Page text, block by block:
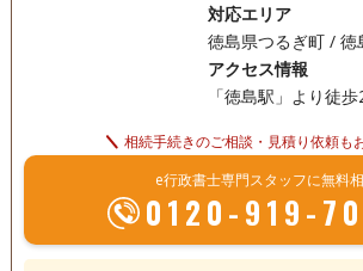
対応エリア
徳島県つるぎ町 / 徳
アクセス情報
「徳島駅」より徒
相続手続きのご相談・見積り依頼も
e行政書士専門スタッフに無料
0120-919-